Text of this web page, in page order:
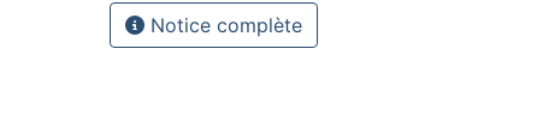
Notice complète